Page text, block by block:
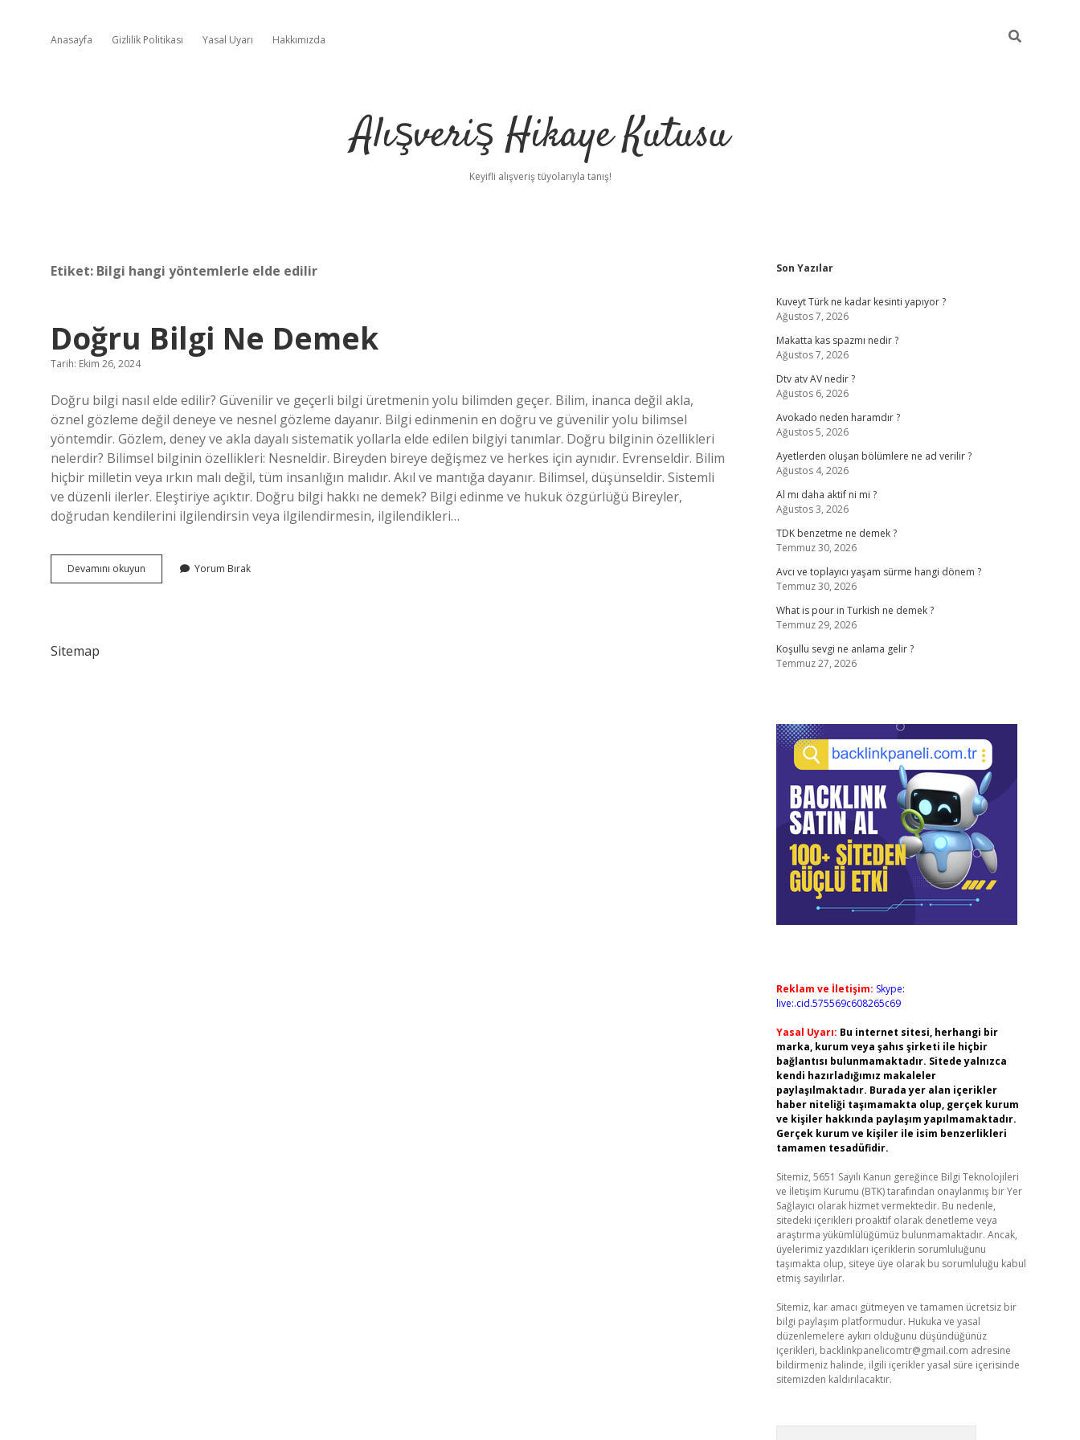
Anasayfa Gizlilik Politikası Yasal Uyarı Hakkımızda
Alışveriş Hikaye Kutusu
Keyifli alışveriş tüyolarıyla tanış!
Etiket: Bilgi hangi yöntemlerle elde edilir
Doğru Bilgi Ne Demek
Tarih: Ekim 26, 2024
Doğru bilgi nasıl elde edilir? Güvenilir ve geçerli bilgi üretmenin yolu bilimden geçer. Bilim, inanca değil akla,
öznel gözleme değil deneye ve nesnel gözleme dayanır. Bilgi edinmenin en doğru ve güvenilir yolu bilimsel
yöntemdir. Gözlem, deney ve akla dayalı sistematik yollarla elde edilen bilgiyi tanımlar. Doğru bilginin özellikleri
nelerdir? Bilimsel bilginin özellikleri: Nesneldir. Bireyden bireye değişmez ve herkes için aynıdır. Evrenseldir. Bilim
hiçbir milletin veya ırkın malı değil, tüm insanlığın malıdır. Akıl ve mantığa dayanır. Bilimsel, düşünseldir. Sistemli
ve düzenli ilerler. Eleştiriye açıktır. Doğru bilgi hakkı ne demek? Bilgi edinme ve hukuk özgürlüğü Bireyler,
doğrudan kendilerini ilgilendirsin veya ilgilendirmesin, ilgilendikleri…
Devamını okuyun
Bilgi
Yorum Bırak
Sitemap
Sidebar
Son Yazılar
Kuveyt Türk ne kadar kesinti yapıyor ?
Ağustos 7, 2026
Makatta kas spazmı nedir ?
Ağustos 7, 2026
Dtv atv AV nedir ?
Ağustos 6, 2026
Avokado neden haramdır ?
Ağustos 5, 2026
Ayetlerden oluşan bölümlere ne ad verilir ?
Ağustos 4, 2026
Al mı daha aktif ni mi ?
Ağustos 3, 2026
TDK benzetme ne demek ?
Temmuz 30, 2026
Avcı ve toplayıcı yaşam sürme hangi dönem ?
Temmuz 30, 2026
What is pour in Turkish ne demek ?
Temmuz 29, 2026
Koşullu sevgi ne anlama gelir ?
Temmuz 27, 2026
Reklam ve İletişim: Skype:
live:.cid.575569c608265c69
Yasal Uyarı: Bu internet sitesi, herhangi bir
marka, kurum veya şahıs şirketi ile hiçbir
bağlantısı bulunmamaktadır. Sitede yalnızca
kendi hazırladığımız makaleler
paylaşılmaktadır. Burada yer alan içerikler
haber niteliği taşımamakta olup, gerçek kurum
ve kişiler hakkında paylaşım yapılmamaktadır.
Gerçek kurum ve kişiler ile isim benzerlikleri
tamamen tesadüfidir.
Sitemiz, 5651 Sayılı Kanun gereğince Bilgi Teknolojileri
ve İletişim Kurumu (BTK) tarafından onaylanmış bir Yer
Sağlayıcı olarak hizmet vermektedir. Bu nedenle,
sitedeki içerikleri proaktif olarak denetleme veya
araştırma yükümlülüğümüz bulunmamaktadır. Ancak,
üyelerimiz yazdıkları içeriklerin sorumluluğunu
taşımakta olup, siteye üye olarak bu sorumluluğu kabul
etmiş sayılırlar.
Sitemiz, kar amacı gütmeyen ve tamamen ücretsiz bir
bilgi paylaşım platformudur. Hukuka ve yasal
düzenlemelere aykırı olduğunu düşündüğünüz
içerikleri, backlinkpanelicomtr@gmail.com adresine
bildirmeniz halinde, ilgili içerikler yasal süre içerisinde
sitemizden kaldırılacaktır.